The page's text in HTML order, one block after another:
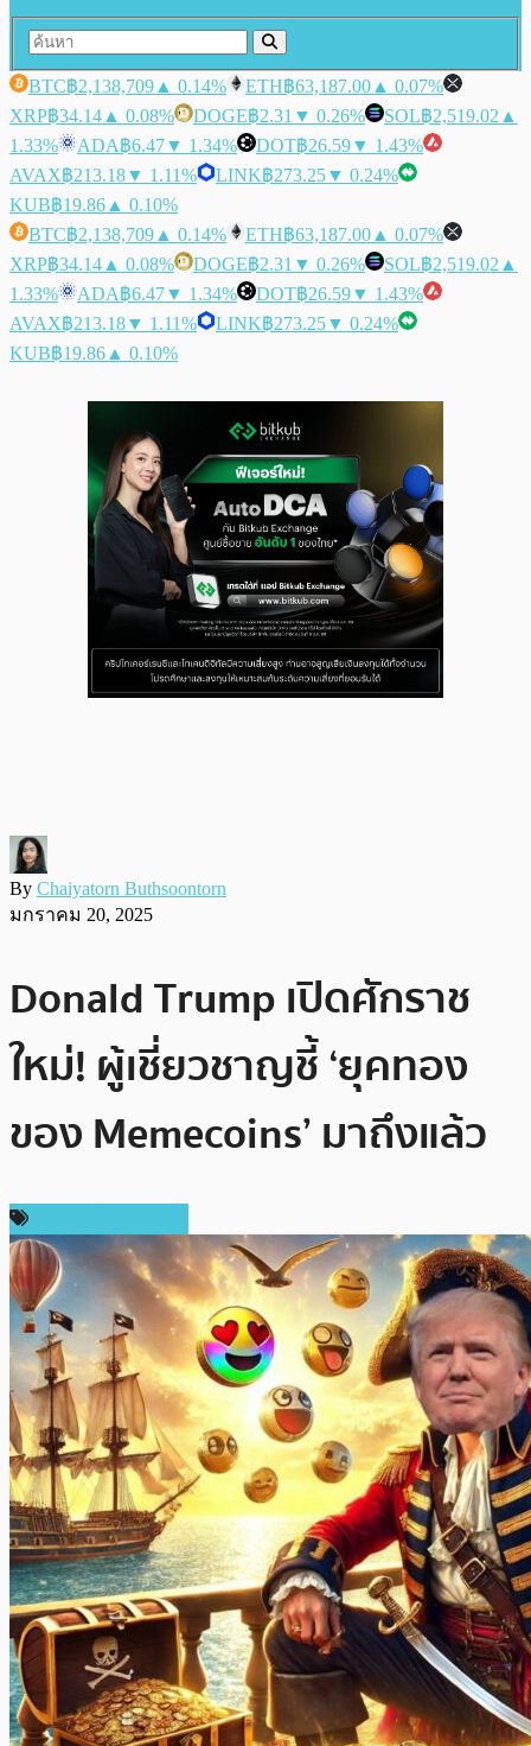
BTC฿2,138,709 ▲ 0.14% ETH฿63,187.00 ▲ 0.07%
XRP฿34.14 ▲ 0.08% DOGE฿2.31 ▼ 0.26% SOL฿2,519.02 ▲
1.33%
ADA฿6.47▼ 1.34% DOT฿26.59▼ 1.43%
AVAX฿213.18▼ 1.11% LINK฿273.25▼ 0.24%
KUB฿19.86 ▲ 0.10%
BTC฿2,138,709 ▲ 0.14% ETH฿63,187.00 ▲ 0.07%
XRP฿34.14 ▲ 0.08% DOGE฿2.31 ▼ 0.26% SOL฿2,519.02 ▲
1.33%
ADA฿6.47▼ 1.34% DOT฿26.59▼ 1.43%
AVAX฿213.18▼ 1.11% LINK฿273.25▼ 0.24%
KUB฿19.86 ▲ 0.10%
By Chaiyatorn Buthsoontorn
มกราคม 20, 2025
Donald Trump เปิดศักราช
ใหม่! ผู้เชี่ยวชาญชี้ ‘ยุคทอง
ของ Memecoins’ มาถึงแล้ว